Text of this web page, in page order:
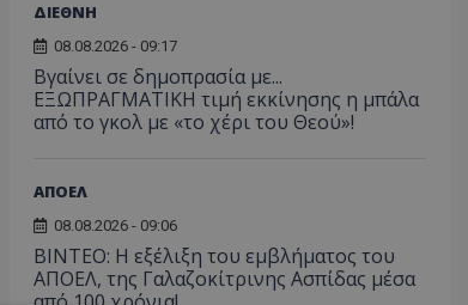
ΔΙΕΘΝΗ
08.08.2026 - 09:17
Βγαίνει σε δημοπρασία με...
ΕΞΩΠΡΑΓΜΑΤΙΚΗ τιμή εκκίνησης η μπάλα
από το γκολ με «το χέρι του Θεού»!
ΑΠΟΕΛ
08.08.2026 - 09:06
ΒΙΝΤΕΟ: Η εξέλιξη του εμβλήματος του
ΑΠΟΕΛ, της Γαλαζοκίτρινης Ασπίδας μέσα